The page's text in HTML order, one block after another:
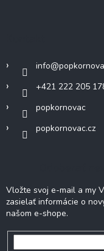
info@
+421 222 205
popkornovac
popkornovac.cz
Vložte svoj e-mail a my
zasielať informácie o
našom e-shope.